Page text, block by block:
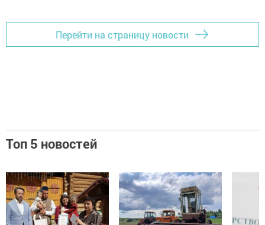
Перейти на страницу новости
Топ 5 новостей